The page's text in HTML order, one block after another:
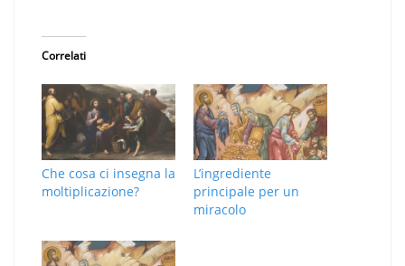
Correlati
Che cosa ci insegna la
moltiplicazione?
L’ingrediente
principale per un
miracolo